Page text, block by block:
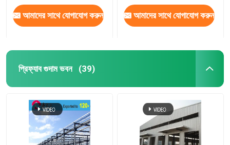
আমাদের সাথে যোগাযোগ করুন আমাদের সাথে যোগাযোগ করুন
প্রিফ্যাব গুদাম ভবন (39)